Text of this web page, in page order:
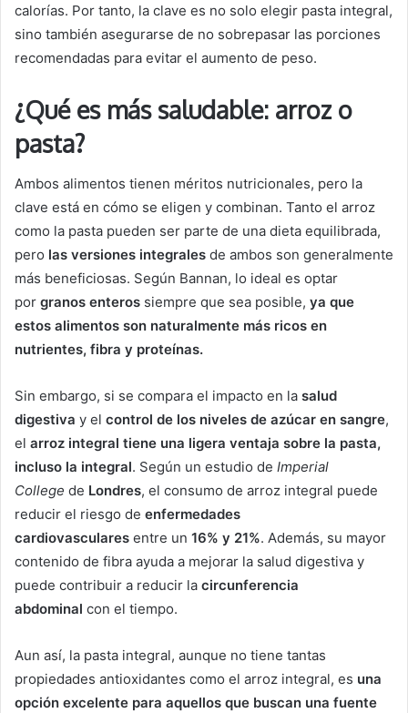
calorías. Por tanto, la clave es no solo elegir pasta integral,
sino también asegurarse de no sobrepasar las porciones
recomendadas para evitar el aumento de peso.
¿Qué es más saludable: arroz o
pasta?
Ambos alimentos tienen méritos nutricionales, pero la
clave está en cómo se eligen y combinan. Tanto el arroz
como la pasta pueden ser parte de una dieta equilibrada,
pero las versiones integrales de ambos son generalmente
más beneficiosas. Según Bannan, lo ideal es optar
por granos enteros siempre que sea posible, ya que
estos alimentos son naturalmente más ricos en
nutrientes, fibra y proteínas.
Sin embargo, si se compara el impacto en la salud
digestiva y el control de los niveles de azúcar en sangre,
el arroz integral tiene una ligera ventaja sobre la pasta,
incluso la integral. Según un estudio de Imperial
College de Londres, el consumo de arroz integral puede
reducir el riesgo de enfermedades
cardiovasculares entre un 16% y 21%. Además, su mayor
contenido de fibra ayuda a mejorar la salud digestiva y
puede contribuir a reducir la circunferencia
abdominal con el tiempo.
Aun así, la pasta integral, aunque no tiene tantas
propiedades antioxidantes como el arroz integral, es una
opción excelente para aquellos que buscan una fuente